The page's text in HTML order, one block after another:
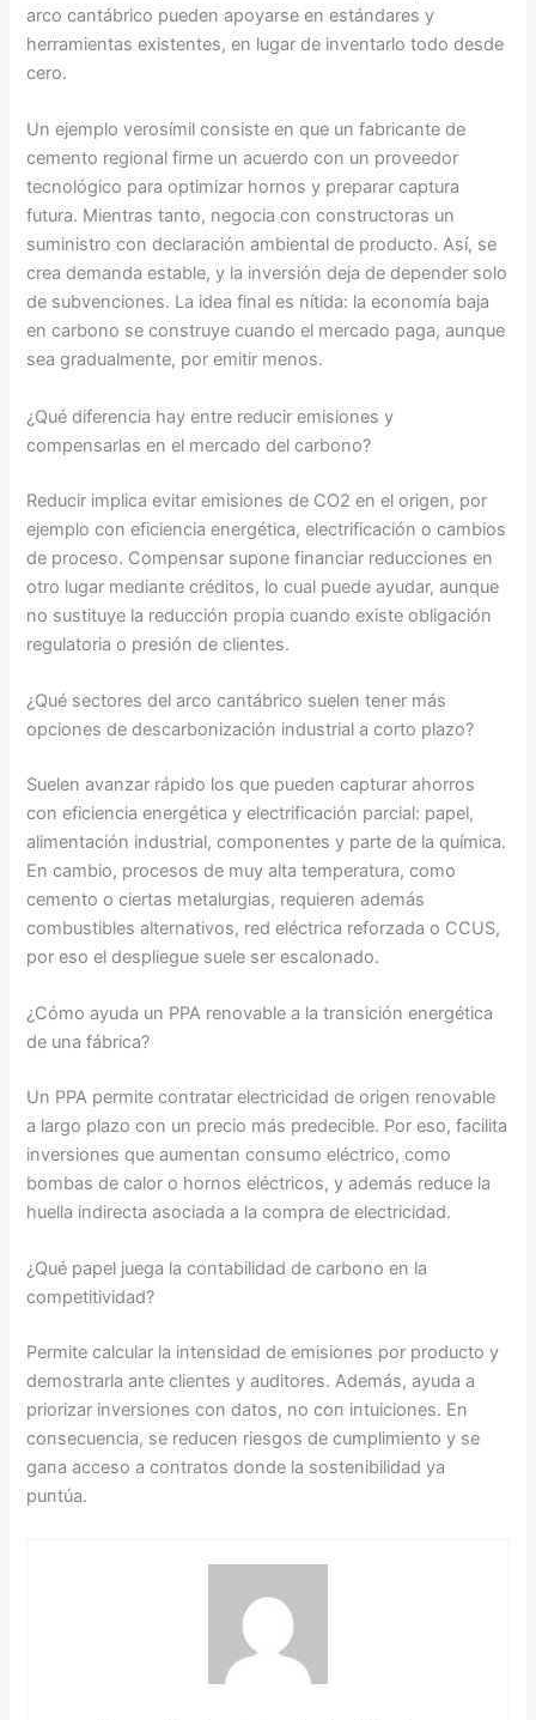
arco cantábrico pueden apoyarse en estándares y
herramientas existentes, en lugar de inventarlo todo desde
cero.
Un ejemplo verosímil consiste en que un fabricante de
cemento regional firme un acuerdo con un proveedor
tecnológico para optimizar hornos y preparar captura
futura. Mientras tanto, negocia con constructoras un
suministro con declaración ambiental de producto. Así, se
crea demanda estable, y la inversión deja de depender solo
de subvenciones. La idea final es nítida: la economía baja
en carbono se construye cuando el mercado paga, aunque
sea gradualmente, por emitir menos.
¿Qué diferencia hay entre reducir emisiones y
compensarlas en el mercado del carbono?
Reducir implica evitar emisiones de CO2 en el origen, por
ejemplo con eficiencia energética, electrificación o cambios
de proceso. Compensar supone financiar reducciones en
otro lugar mediante créditos, lo cual puede ayudar, aunque
no sustituye la reducción propia cuando existe obligación
regulatoria o presión de clientes.
¿Qué sectores del arco cantábrico suelen tener más
opciones de descarbonización industrial a corto plazo?
Suelen avanzar rápido los que pueden capturar ahorros
con eficiencia energética y electrificación parcial: papel,
alimentación industrial, componentes y parte de la química.
En cambio, procesos de muy alta temperatura, como
cemento o ciertas metalurgias, requieren además
combustibles alternativos, red eléctrica reforzada o CCUS,
por eso el despliegue suele ser escalonado.
¿Cómo ayuda un PPA renovable a la transición energética
de una fábrica?
Un PPA permite contratar electricidad de origen renovable
a largo plazo con un precio más predecible. Por eso, facilita
inversiones que aumentan consumo eléctrico, como
bombas de calor o hornos eléctricos, y además reduce la
huella indirecta asociada a la compra de electricidad.
¿Qué papel juega la contabilidad de carbono en la
competitividad?
Permite calcular la intensidad de emisiones por producto y
demostrarla ante clientes y auditores. Además, ayuda a
priorizar inversiones con datos, no con intuiciones. En
consecuencia, se reducen riesgos de cumplimiento y se
gana acceso a contratos donde la sostenibilidad ya
puntúa.